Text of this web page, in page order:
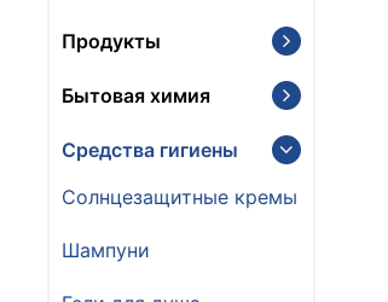
Продукты
Бытовая химия
Средства гигиены
Солнцезащитные кремы
Шампуни